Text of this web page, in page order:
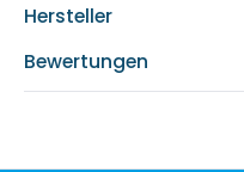
Hersteller
Bewertungen